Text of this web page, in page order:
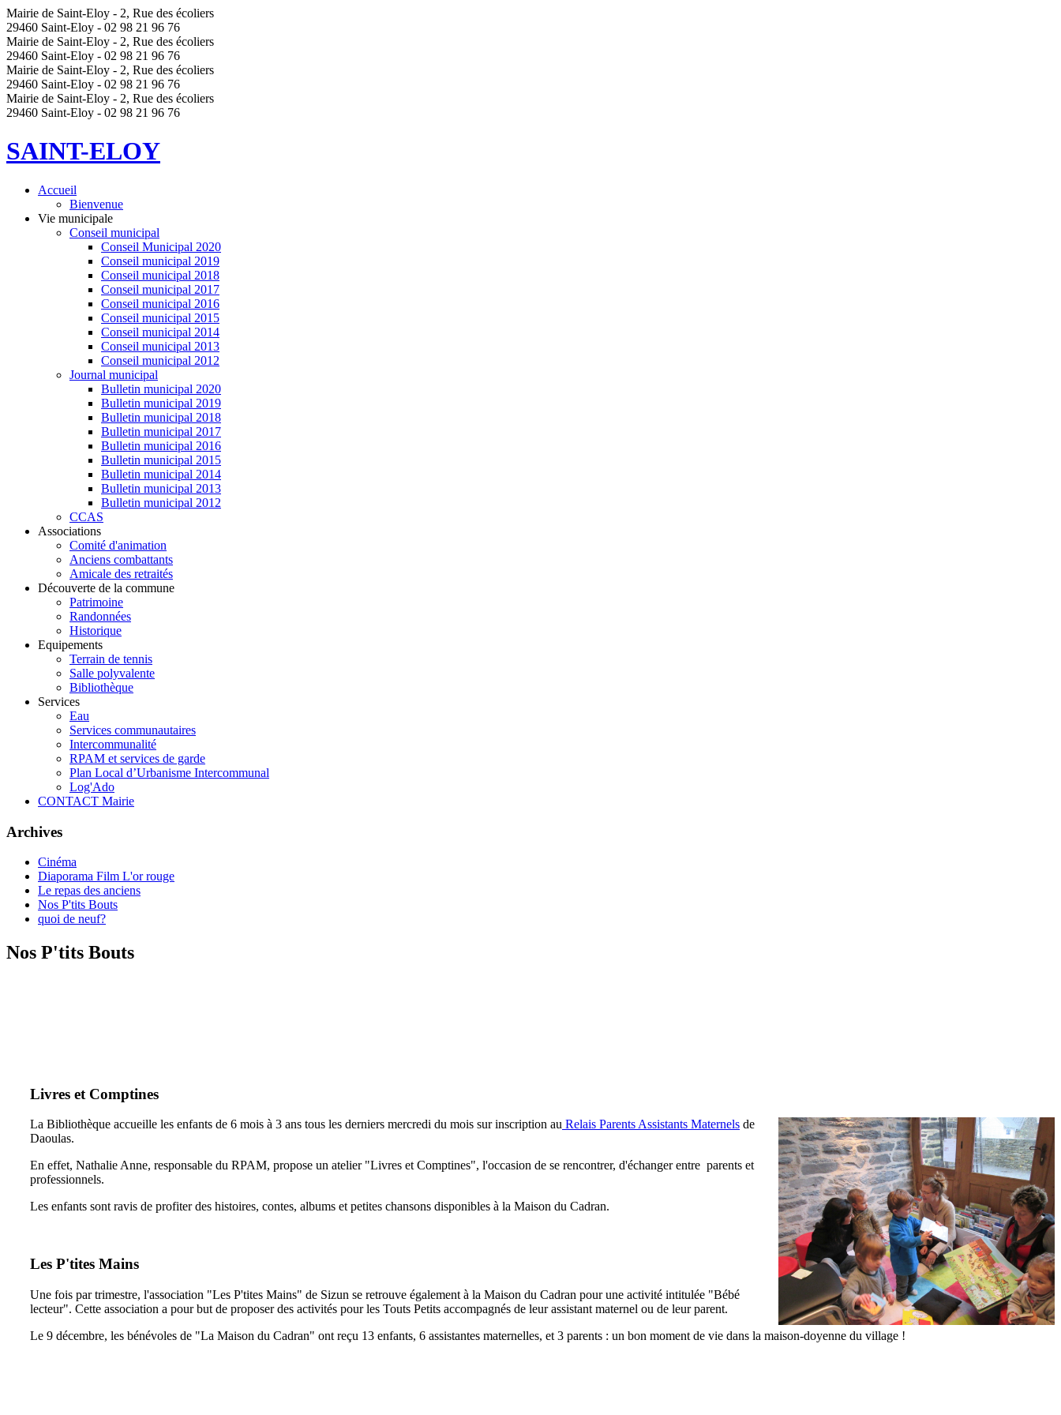
Mairie de Saint-Eloy - 2, Rue des écoliers
29460 Saint-Eloy - 02 98 21 96 76
Mairie de Saint-Eloy - 2, Rue des écoliers
29460 Saint-Eloy - 02 98 21 96 76
Mairie de Saint-Eloy - 2, Rue des écoliers
29460 Saint-Eloy - 02 98 21 96 76
Mairie de Saint-Eloy - 2, Rue des écoliers
29460 Saint-Eloy - 02 98 21 96 76
SAINT-ELOY
Accueil
Bienvenue
Vie municipale
Conseil municipal
Conseil Municipal 2020
Conseil municipal 2019
Conseil municipal 2018
Conseil municipal 2017
Conseil municipal 2016
Conseil municipal 2015
Conseil municipal 2014
Conseil municipal 2013
Conseil municipal 2012
Journal municipal
Bulletin municipal 2020
Bulletin municipal 2019
Bulletin municipal 2018
Bulletin municipal 2017
Bulletin municipal 2016
Bulletin municipal 2015
Bulletin municipal 2014
Bulletin municipal 2013
Bulletin municipal 2012
CCAS
Associations
Comité d'animation
Anciens combattants
Amicale des retraités
Découverte de la commune
Patrimoine
Randonnées
Historique
Equipements
Terrain de tennis
Salle polyvalente
Bibliothèque
Services
Eau
Services communautaires
Intercommunalité
RPAM et services de garde
Plan Local d’Urbanisme Intercommunal
Log'Ado
CONTACT Mairie
Archives
Cinéma
Diaporama Film L'or rouge
Le repas des anciens
Nos P'tits Bouts
quoi de neuf?
Nos P'tits Bouts
Livres et Comptines
La Bibliothèque accueille les enfants de 6 mois à 3 ans tous les derniers mercredi du mois sur inscription au Relais Parents Assistants Maternels de
Daoulas.
En effet, Nathalie Anne, responsable du RPAM, propose un atelier "Livres et Comptines", l'occasion de se rencontrer, d'échanger entre parents et
professionnels.
Les enfants sont ravis de profiter des histoires, contes, albums et petites chansons disponibles à la Maison du Cadran.
Les P'tites Mains
Une fois par trimestre, l'association "Les P'tites Mains" de Sizun se retrouve également à la Maison du Cadran pour une activité intitulée "Bébé
lecteur". Cette association a pour but de proposer des activités pour les Touts Petits accompagnés de leur assistant maternel ou de leur parent.
Le 9 décembre, les bénévoles de "La Maison du Cadran" ont reçu 13 enfants, 6 assistantes maternelles, et 3 parents : un bon moment de vie dans la maison-doyenne du village !